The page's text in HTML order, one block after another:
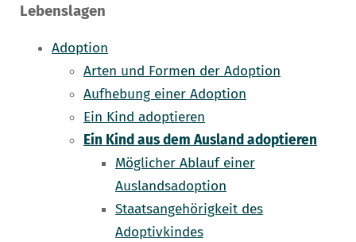
Lebenslagen
Adoption
Arten und Formen der Adoption
Aufhebung einer Adoption
Ein Kind adoptieren
Ein Kind aus dem Ausland adoptieren
Möglicher Ablauf einer
Auslandsadoption
Staatsangehörigkeit des
Adoptivkindes